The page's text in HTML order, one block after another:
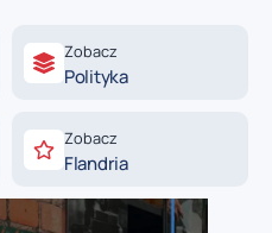
Zobacz
Polityka
Zobacz
Flandria